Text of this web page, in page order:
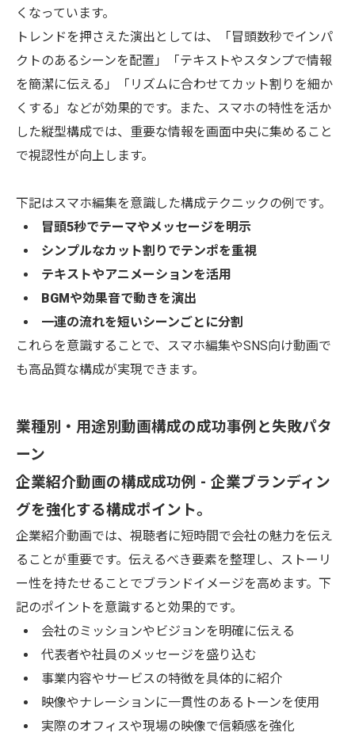
くなっています。
トレンドを押さえた演出としては、「冒頭数秒でインパ
クトのあるシーンを配置」「テキストやスタンプで情報
を簡潔に伝える」「リズムに合わせてカット割りを細か
くする」などが効果的です。また、スマホの特性を活か
した縦型構成では、重要な情報を画面中央に集めること
で視認性が向上します。
下記はスマホ編集を意識した構成テクニックの例です。
冒頭5秒でテーマやメッセージを明示
シンプルなカット割りでテンポを重視
テキストやアニメーションを活用
BGMや効果音で動きを演出
一連の流れを短いシーンごとに分割
これらを意識することで、スマホ編集やSNS向け動画で
も高品質な構成が実現できます。
業種別・用途別動画構成の成功事例と失敗パタ
ーン
企業紹介動画の構成成功例 - 企業ブランディン
グを強化する構成ポイント。
企業紹介動画では、視聴者に短時間で会社の魅力を伝え
ることが重要です。伝えるべき要素を整理し、ストーリ
ー性を持たせることでブランドイメージを高めます。下
記のポイントを意識すると効果的です。
会社のミッションやビジョンを明確に伝える
代表者や社員のメッセージを盛り込む
事業内容やサービスの特徴を具体的に紹介
映像やナレーションに一貫性のあるトーンを使用
実際のオフィスや現場の映像で信頼感を強化